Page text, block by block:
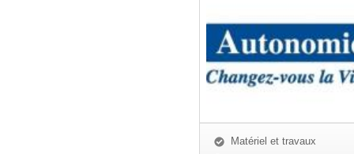
Matériel et travaux